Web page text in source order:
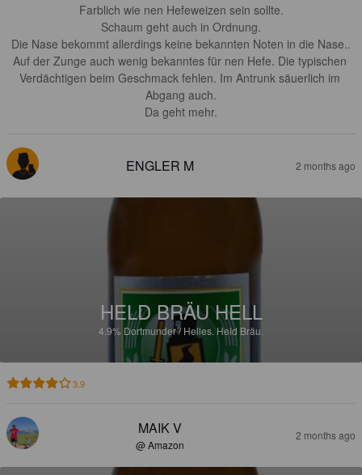
Farblich wie nen Hefeweizen sein sollte.
Schaum geht auch in Ordnung.
Die Nase bekommt allerdings keine bekannten Noten in die Nase..
Auf der Zunge auch wenig bekanntes für nen Hefe. Die typischen
Verdächtigen beim Geschmack fehlen. Im Antrunk säuerlich im
Abgang auch.
Da geht mehr.
ENGLER M 2 months ago
HELD BRÄU HELL
4.9% Dortmunder / Helles.Held Bräu.
3.9
MAIK V
@ Amazon
2 months ago